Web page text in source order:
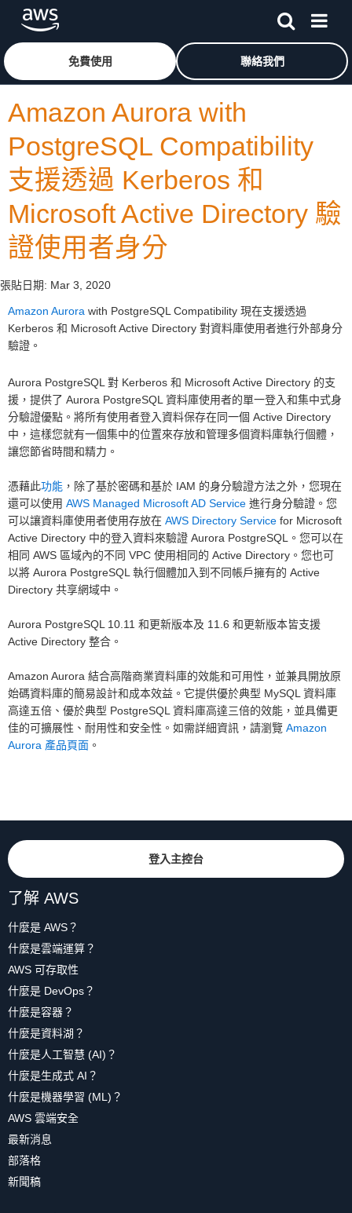
跳至主要內容按一下這裡可返回 Amazon Web Services 首頁
免費使用 聯絡我們
Amazon Aurora with
PostgreSQL Compatibility
支援透過 Kerberos 和
Microsoft Active Directory 驗
證使用者身分
張貼日期: Mar 3, 2020
Amazon Aurora with PostgreSQL Compatibility 現在支援透過
Kerberos 和 Microsoft Active Directory 對資料庫使用者進行外部身分
驗證。
Aurora PostgreSQL 對 Kerberos 和 Microsoft Active Directory 的支
援，提供了 Aurora PostgreSQL 資料庫使用者的單一登入和集中式身
分驗證優點。將所有使用者登入資料保存在同一個 Active Directory
中，這樣您就有一個集中的位置來存放和管理多個資料庫執行個體，
讓您節省時間和精力。
憑藉此功能 ，除了基於密碼和基於 IAM 的身分驗證方法之外，您現在
還可以使用 AWS Managed Microsoft AD Service 進行身分驗證。您
可以讓資料庫使用者使用存放在 AWS Directory Service for Microsoft
Active Directory 中的登入資料來驗證 Aurora PostgreSQL。您可以在
相同 AWS 區域內的不同 VPC 使用相同的 Active Directory。您也可
以將 Aurora PostgreSQL 執行個體加入到不同帳戶擁有的 Active
Directory 共享網域中。
Aurora PostgreSQL 10.11 和更新版本及 11.6 和更新版本皆支援
Active Directory 整合。
Amazon Aurora 結合高階商業資料庫的效能和可用性，並兼具開放原
始碼資料庫的簡易設計和成本效益。它提供優於典型 MySQL 資料庫
高達五倍、優於典型 PostgreSQL 資料庫高達三倍的效能，並具備更
佳的可擴展性、耐用性和安全性。如需詳細資訊，請瀏覽 Amazon
Aurora 產品頁面 。
登入主控台
了解 AWS
什麼是 AWS？
什麼是雲端運算？
AWS 可存取性
什麼是 DevOps？
什麼是容器？
什麼是資料湖？
什麼是人工智慧 (AI)？
什麼是生成式 AI？
什麼是機器學習 (ML)？
AWS 雲端安全
最新消息
部落格
新聞稿